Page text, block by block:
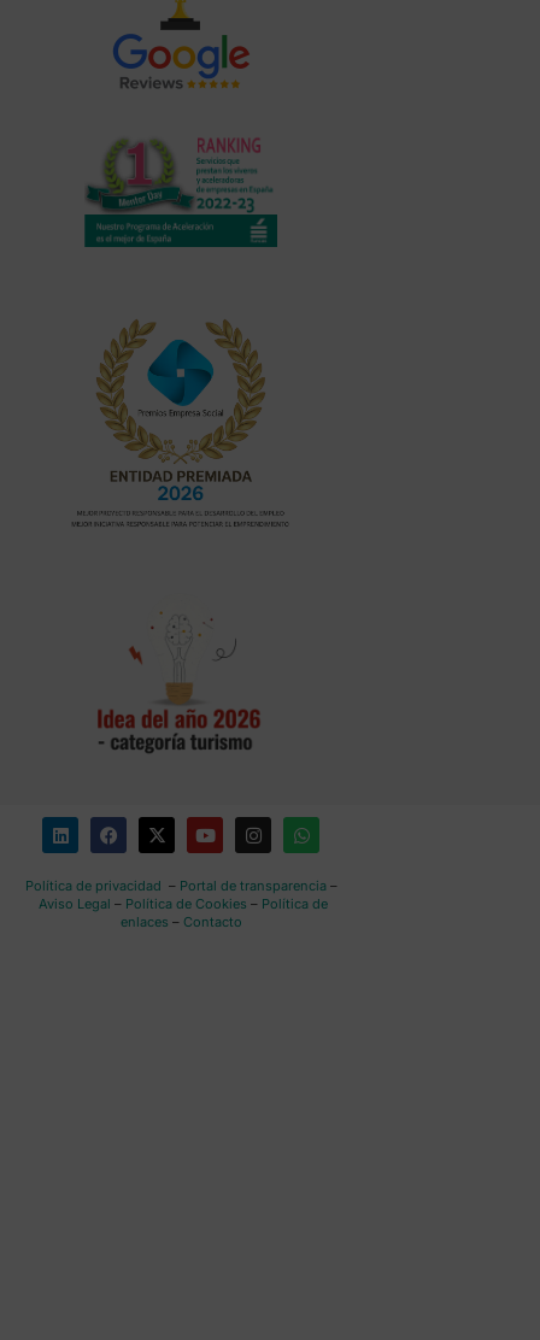
Política de privacidad – Portal de transparencia–
Aviso Legal – Política de Cookies – Política de
enlaces – Contacto